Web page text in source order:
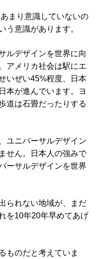
まり意識していないの
う意識があります。
ルデザインを世界に向
アメリカ社会は駅にエ
いぜい45%程度、日本
本が進んでいます。ヨ
道は石畳だったりする
ユニバーサルデザイン
せん。日本人の強みで
ーサルデザインを世界
られない地域が、まだ
を10年20年早めてあげ
ものだと考えていま